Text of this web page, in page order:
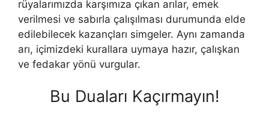
rüyalarımızda karşımıza çıkan arılar, emek
verilmesi ve sabırla çalışılması durumunda elde
edilebilecek kazançları simgeler. Aynı zamanda
arı, içimizdeki ku­rallara uymaya hazır, çalışkan
ve fedakar yönü vurgular.
Bu Duaları Kaçırmayın!